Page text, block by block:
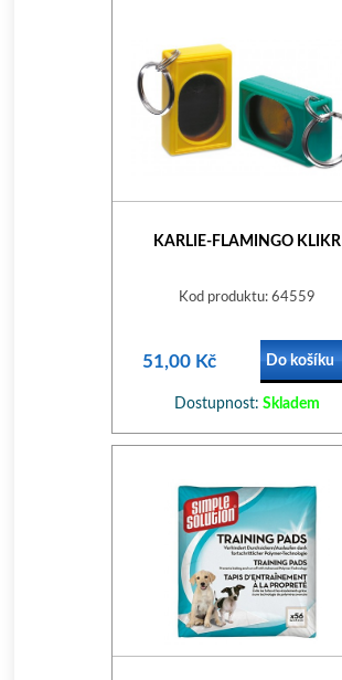
KARLIE-FLAMINGO KLIKR
Kod produktu: 64559
51,00 Kč Do košíku
Dostupnost: Skladem